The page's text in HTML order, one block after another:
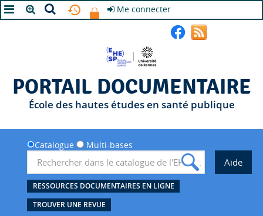
Me connecter
PORTAIL DOCUMENTAIRE
École des hautes études en santé publique
Catalogue Multi-bases
RESSOURCES DOCUMENTAIRES EN LIGNE
TROUVER UNE REVUE